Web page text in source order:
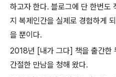
하고자 한다. 블로그에 단 한번도
지 복제인간을 실제로 경험하게
을 뿐이다.
2018년 [내가 그다] 책을 출간한
간절한 만남을 청해 왔다.